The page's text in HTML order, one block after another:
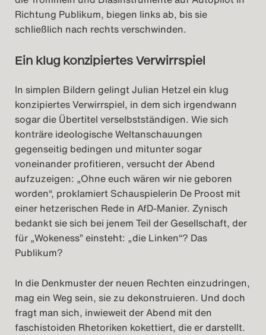
Richtung Publikum, biegen links ab, bis sie
schließlich nach rechts verschwinden.
Ein klug konzipiertes Verwirrspiel
In simplen Bildern gelingt Julian Hetzel ein klug
konzipiertes Verwirrspiel, in dem sich irgendwann
sogar die Übertitel verselbstständigen. Wie sich
konträre ideologische Weltanschauungen
gegenseitig bedingen und mitunter sogar
voneinander profitieren, versucht der Abend
aufzuzeigen: „Ohne euch wären wir nie geboren
worden“, proklamiert Schauspielerin De Proost mit
einer hetzerischen Rede in AfD-Manier. Zynisch
bedankt sie sich bei jenem Teil der Gesellschaft, der
für „Wokeness” einsteht: „die Linken“? Das
Publikum?
In die Denkmuster der neuen Rechten einzudringen,
mag ein Weg sein, sie zu dekonstruieren. Und doch
fragt man sich, inwieweit der Abend mit den
faschistoiden Rhetoriken kokettiert, die er darstellt.